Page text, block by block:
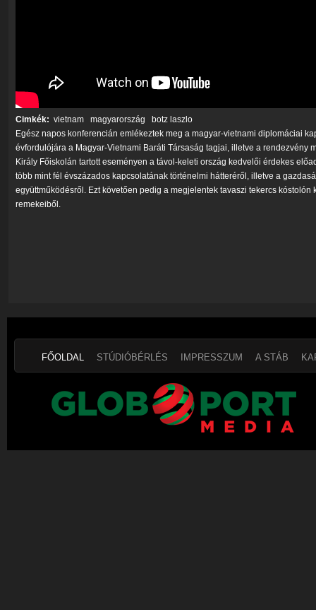
Cimkék: vietnam magyarország
botz laszlo
Egész napos konferencián emlékeztek meg a magyar-vietnami diplomáciai
évfordulójára a Magyar-Vietnami Baráti Társaság tagjai, illetve a rendezvény
Király Főiskolán tartott eseményen a távol-keleti ország kedvelői érdekes
több mint fél évszázados kapcsolatának történelmi hátteréről, illetve a
együttműködésről. Ezt követően pedig a megjelentek tavaszi tekercs kóstolón
remekeiből.
FŐOLDAL STÚDIÓBÉRLÉS IMPRESSZUM A STÁB